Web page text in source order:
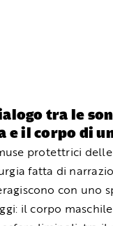
tra le
e il corpo di
protettrici
fatta di
con uno
il corpo